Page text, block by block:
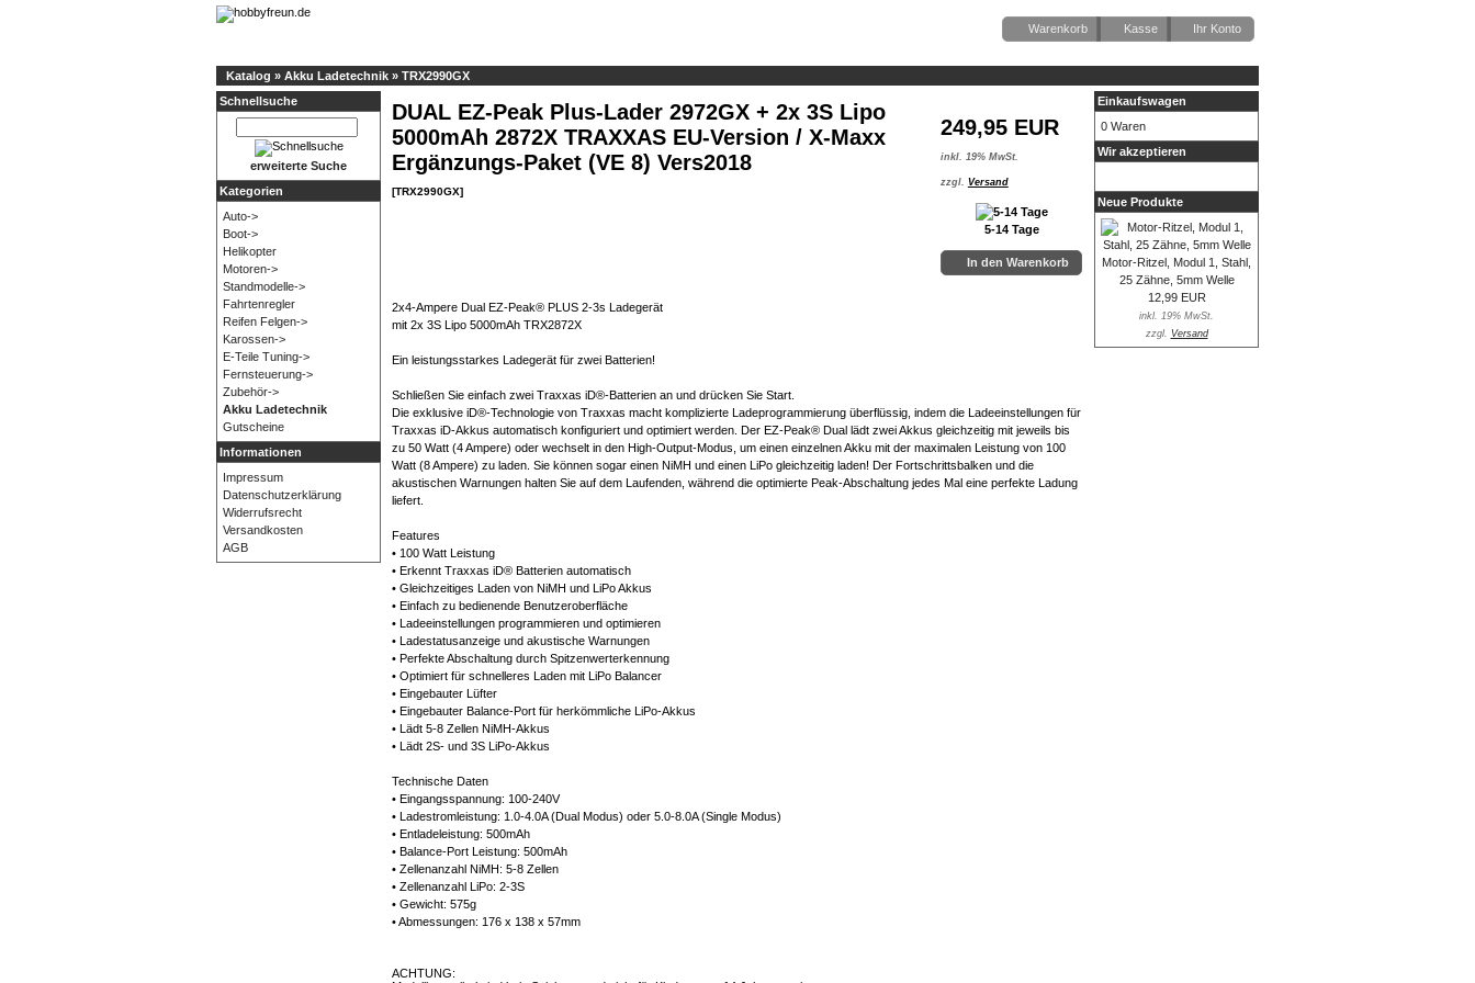
Warenkorb Kasse Ihr Konto
Katalog » Akku Ladetechnik » TRX2990GX
249,95 EUR
inkl. 19% MwSt.
zzgl. Versand
5-14 Tage
In den Warenkorb
DUAL EZ-Peak Plus-Lader 2972GX + 2x 3S Lipo
5000mAh 2872X TRAXXAS EU-Version / X-Maxx
Ergänzungs-Paket (VE 8) Vers2018
[TRX2990GX]
2x4-Ampere Dual EZ-Peak® PLUS 2-3s Ladegerät
mit 2x 3S Lipo 5000mAh TRX2872X
Ein leistungsstarkes Ladegerät für zwei Batterien!
Schließen Sie einfach zwei Traxxas iD®-Batterien an und drücken Sie Start.
Die exklusive iD®-Technologie von Traxxas macht komplizierte Ladeprogrammierung überflüssig, indem die Ladeeinstellungen für
Traxxas iD-Akkus automatisch konfiguriert und optimiert werden. Der EZ-Peak® Dual lädt zwei Akkus gleichzeitig mit jeweils bis
zu 50 Watt (4 Ampere) oder wechselt in den High-Output-Modus, um einen einzelnen Akku mit der maximalen Leistung von 100
Watt (8 Ampere) zu laden. Sie können sogar einen NiMH und einen LiPo gleichzeitig laden! Der Fortschrittsbalken und die
akustischen Warnungen halten Sie auf dem Laufenden, während die optimierte Peak-Abschaltung jedes Mal eine perfekte Ladung
liefert.
Features
• 100 Watt Leistung
• Erkennt Traxxas iD® Batterien automatisch
• Gleichzeitiges Laden von NiMH und LiPo Akkus
• Einfach zu bedienende Benutzeroberfläche
• Ladeeinstellungen programmieren und optimieren
• Ladestatusanzeige und akustische Warnungen
• Perfekte Abschaltung durch Spitzenwerterkennung
• Optimiert für schnelleres Laden mit LiPo Balancer
• Eingebauter Lüfter
• Eingebauter Balance-Port für herkömmliche LiPo-Akkus
• Lädt 5-8 Zellen NiMH-Akkus
• Lädt 2S- und 3S LiPo-Akkus
Technische Daten
• Eingangsspannung: 100-240V
• Ladestromleistung: 1.0-4.0A (Dual Modus) oder 5.0-8.0A (Single Modus)
• Entladeleistung: 500mAh
• Balance-Port Leistung: 500mAh
• Zellenanzahl NiMH: 5-8 Zellen
• Zellenanzahl LiPo: 2-3S
• Gewicht: 575g
• Abmessungen: 176 x 138 x 57mm
ACHTUNG:
Schnellsuche
erweiterte Suche
Kategorien
Auto->
Boot->
Helikopter
Motoren->
Standmodelle->
Fahrtenregler
Reifen Felgen->
Karossen->
E-Teile Tuning->
Fernsteuerung->
Zubehör->
Akku Ladetechnik
Gutscheine
Informationen
Impressum
Datenschutzerklärung
Widerrufsrecht
Versandkosten
AGB
Einkaufswagen
0 Waren
Wir akzeptieren
Neue Produkte
Motor-Ritzel, Modul 1, Stahl,
25 Zähne, 5mm Welle
12,99 EUR
inkl. 19% MwSt.
zzgl. Versand